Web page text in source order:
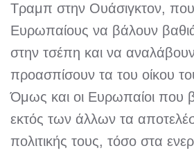
Τραμπ στην Ουάσιγκτον, που
Ευρωπαίους να βάλουν
στην τσέπη και να
προασπίσουν τα του οίκου
Όμως και οι Ευρωπαίοι που
εκτός των άλλων τα
πολιτικής τους, τόσο στα